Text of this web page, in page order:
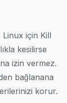
Linux için Kill
kesilirse
izin vermez.
bağlanana
korur.